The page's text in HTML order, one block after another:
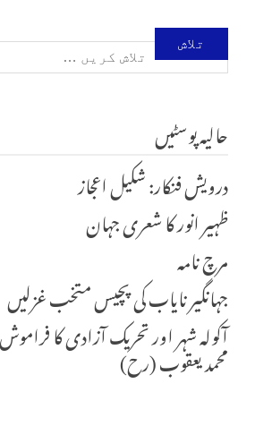
تلاش
برائے:
حالیہ پوسٹیں
درویش فنکار: شکیل اعجاز
ظہیر انور کا شعری جہان
مرچ نامہ
جہانگیر نایاب کی پچیس متخب غزلیں
آکولہ شہر اور تحریک آزادی کا
محمد یعقوب (رح)